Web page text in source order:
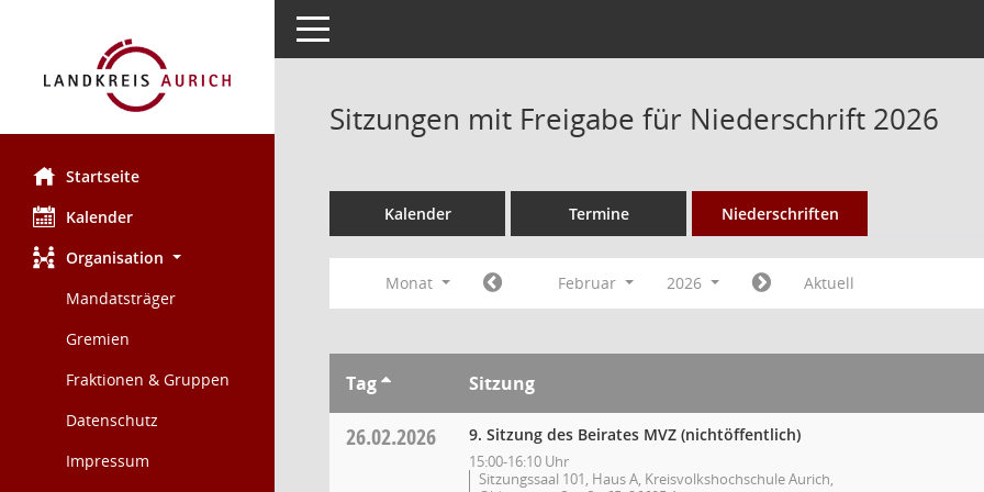
Startseite
Kalender
Organisation
Mandatsträger
Gremien
Fraktionen & Gruppen
Datenschutz
Impressum
Toggle navigation
Sitzungen mit Freigabe für Niederschrift 2026
Kalender Termine Niederschriften
Monat Februar 2026 Aktuell
Tag Sitzung
26.02.2026 9. Sitzung des Beirates MVZ (nichtöffentlich)
15:00-16:10 Uhr
Sitzungssaal 101, Haus A, Kreisvolkshochschule Aurich,